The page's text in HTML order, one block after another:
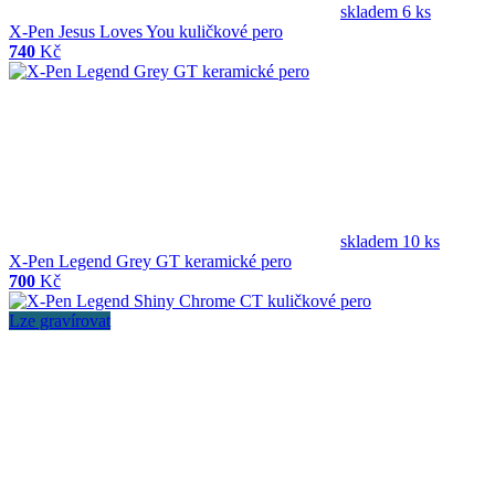
skladem 6 ks
X-Pen Jesus Loves You kuličkové pero
740 Kč
skladem 10 ks
X-Pen Legend Grey GT keramické pero
700 Kč
Lze gravírovat